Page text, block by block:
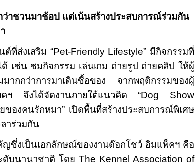
ว่าชวนมาช้อป แต่เน้นสร้างประสบการณ์ร่วมกัน
ต์ที่ส่งเสริม “Pet-Friendly Lifestyle” มีกิจกรรมที่
เช่น ชมกิจกรรม เล่นเกม ถ่ายรูป ถ่ายคลิป ให้ผู้
มากกว่าการมาเดินซื้อของ จากพฤติกรรมของผู้
ฯ จึงได้จัดงานภายใต้แนวคิด “Dog Show
ของคนรักหมา” เปิดพื้นที่สร้างประสบการณ์พิเศษ
าร่วมกัน
นเอกลักษณ์ของงานด๊อกโชว์ อิมแพ็คฯ คือ
ดับนานาชาติ โดยThe Kennel Association of